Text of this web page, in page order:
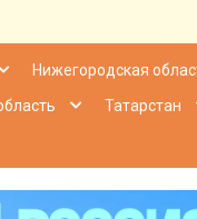
Нижегородская
Татарстан